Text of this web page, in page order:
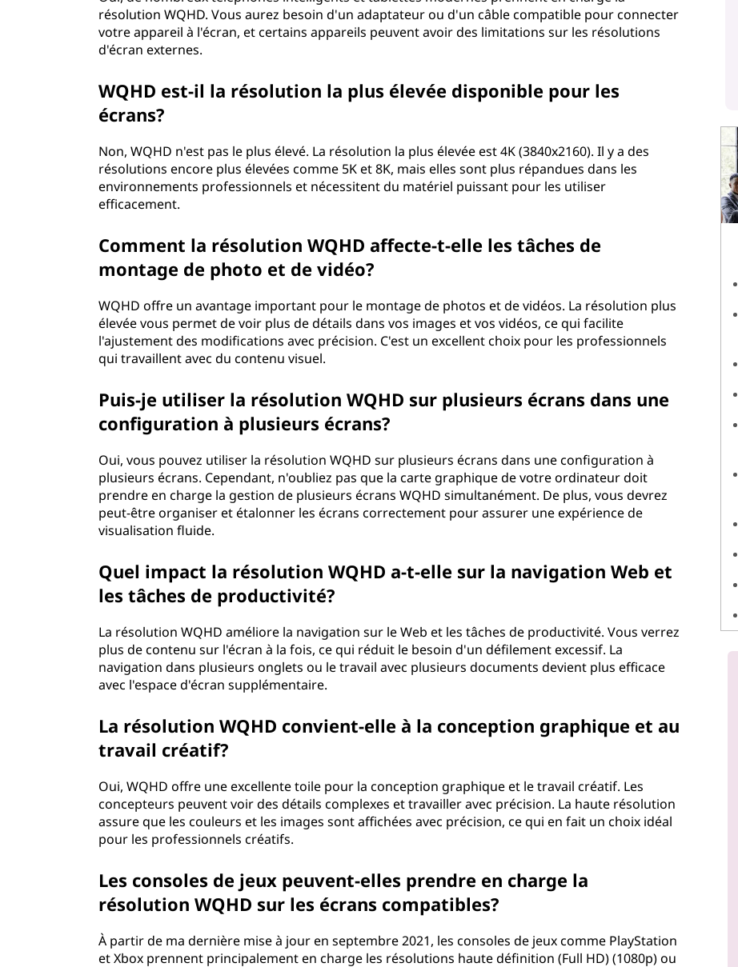
résolution WQHD. Vous aurez besoin d'un adaptateur ou d'un câble compatible pour connecter
votre appareil à l'écran, et certains appareils peuvent avoir des limitations sur les résolutions
d'écran externes.
WQHD est-il la résolution la plus élevée disponible pour les
écrans?
Non, WQHD n'est pas le plus élevé. La résolution la plus élevée est 4K (3840x2160). Il y a des
résolutions encore plus élevées comme 5K et 8K, mais elles sont plus répandues dans les
environnements professionnels et nécessitent du matériel puissant pour les utiliser
efficacement.
Comment la résolution WQHD affecte-t-elle les tâches de
montage de photo et de vidéo?
WQHD offre un avantage important pour le montage de photos et de vidéos. La résolution plus
élevée vous permet de voir plus de détails dans vos images et vos vidéos, ce qui facilite
l'ajustement des modifications avec précision. C'est un excellent choix pour les professionnels
qui travaillent avec du contenu visuel.
Puis-je utiliser la résolution WQHD sur plusieurs écrans dans une
configuration à plusieurs écrans?
Oui, vous pouvez utiliser la résolution WQHD sur plusieurs écrans dans une configuration à
plusieurs écrans. Cependant, n'oubliez pas que la carte graphique de votre ordinateur doit
prendre en charge la gestion de plusieurs écrans WQHD simultanément. De plus, vous devrez
peut-être organiser et étalonner les écrans correctement pour assurer une expérience de
visualisation fluide.
Quel impact la résolution WQHD a-t-elle sur la navigation Web et
les tâches de productivité?
La résolution WQHD améliore la navigation sur le Web et les tâches de productivité. Vous verrez
plus de contenu sur l'écran à la fois, ce qui réduit le besoin d'un défilement excessif. La
navigation dans plusieurs onglets ou le travail avec plusieurs documents devient plus efficace
avec l'espace d'écran supplémentaire.
La résolution WQHD convient-elle à la conception graphique et au
travail créatif?
Oui, WQHD offre une excellente toile pour la conception graphique et le travail créatif. Les
concepteurs peuvent voir des détails complexes et travailler avec précision. La haute résolution
assure que les couleurs et les images sont affichées avec précision, ce qui en fait un choix idéal
pour les professionnels créatifs.
Les consoles de jeux peuvent-elles prendre en charge la
résolution WQHD sur les écrans compatibles?
À partir de ma dernière mise à jour en septembre 2021, les consoles de jeux comme PlayStation
et Xbox prennent principalement en charge les résolutions haute définition (Full HD) (1080p) ou